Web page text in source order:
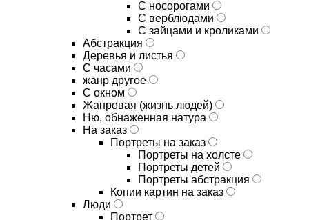
С носорогами
С верблюдами
С зайцами и кроликами
Абстракция
Деревья и листья
С часами
жанр другое
С окном
Жанровая (жизнь людей)
Ню, обнаженная натура
На заказ
Портреты на заказ
Портреты на холсте
Портреты детей
Портреты абстракция
Копии картин на заказ
Люди
Портрет